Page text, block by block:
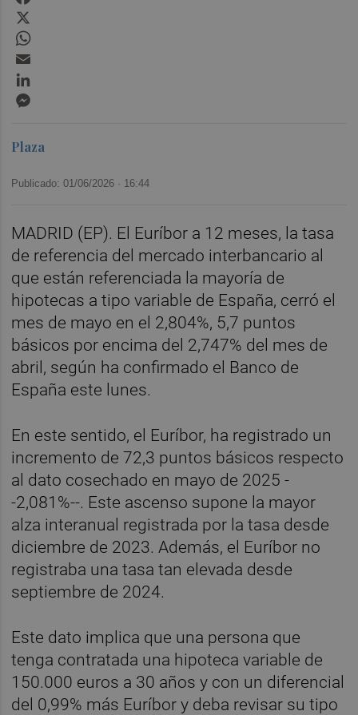
Plaza
Publicado: 01/06/2026 · 16:44
MADRID (EP). El Euríbor a 12 meses, la tasa
de referencia del mercado interbancario al
que están referenciada la mayoría de
hipotecas a tipo variable de España, cerró el
mes de mayo en el 2,804%, 5,7 puntos
básicos por encima del 2,747% del mes de
abril, según ha confirmado el Banco de
España este lunes.
En este sentido, el Euríbor, ha registrado un
incremento de 72,3 puntos básicos respecto
al dato cosechado en mayo de 2025 -
-2,081%--. Este ascenso supone la mayor
alza interanual registrada por la tasa desde
diciembre de 2023. Además, el Euríbor no
registraba una tasa tan elevada desde
septiembre de 2024.
Este dato implica que una persona que
tenga contratada una hipoteca variable de
150.000 euros a 30 años y con un diferencial
del 0,99% más Euríbor y deba revisar su tipo